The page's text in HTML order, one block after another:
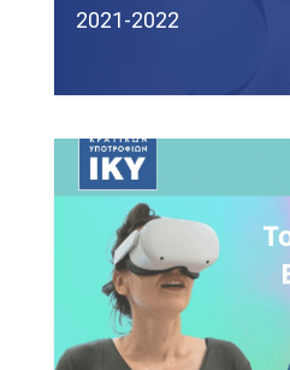
2021-2022